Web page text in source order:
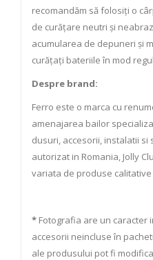
recomandăm să folosiți o
de curățare neutri și
acumularea de depuneri și
curățați bateriile în mod
Despre brand:
Ferro este o marca cu
amenajarea bailor
dusuri, accesorii, instalatii
autorizat in Romania, Jolly
variata de produse calitative
* Fotografia are un caracter
accesorii neincluse în
ale produsului pot fi